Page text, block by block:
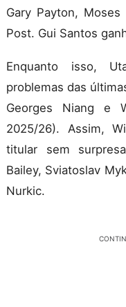
Gary Payton,
Post. Gui Santos
Enquanto isso,
problemas das
Georges Niang e
2025/26). Assim,
titular sem
Bailey, Sviatoslav
Nurkic.